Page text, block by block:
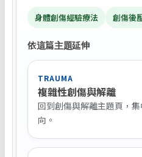
身體創傷經驗療法 創傷後
依這篇主題延伸
TRAUMA
複雜性創傷與解離
回到創傷與解離主題頁，
向。